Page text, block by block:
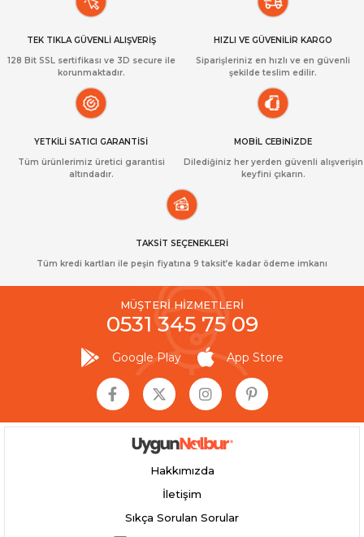
TEK TIKLA GÜVENLİ ALIŞVERİŞ
128 Bit SSL sertifikası ve 3D secure ile
korunmaktadır.
HIZLI VE GÜVENİLİR KARGO
Siparişleriniz en hızlı ve en güvenli
şekilde teslim edilir.
YETKİLİ SATICI GARANTİSİ
Tüm ürünlerimiz üretici garantisi
altındadır.
MOBİL CEBİNİZDE
Dilediğiniz her yerden güvenli alışverişin
keyfini çıkarın.
TAKSİT SEÇENEKLERİ
Tüm kredi kartları ile peşin fiyatına 9 taksit’e kadar ödeme imkanı
MÜŞTERİ HİZMETLERİ
0531 345 75 09
Google Play App Store
Hakkımızda
İletişim
Sıkça Sorulan Sorular